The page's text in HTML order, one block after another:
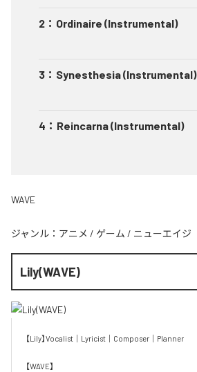
2 ： Ordinaire (Instrumental)
3 ： Synesthesia (Instrumental)
4 ： Reincarna (Instrumental)
WAVE
ジャンル： アニメ / ゲーム / ニューエイジ
Lily(WAVE)
【Lily】Vocalist｜Lyricist｜Composer｜Planner
【WAVE】